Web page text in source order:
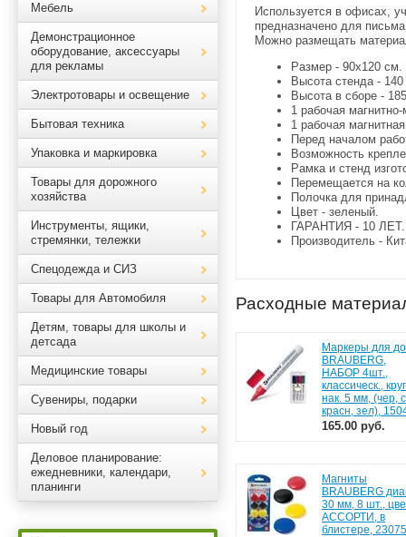
Мебель
Демонстрационное
оборудование, аксессуары
для рекламы
Электротовары и освещение
Бытовая техника
Упаковка и маркировка
Товары для дорожного
хозяйства
Инструменты, ящики,
стремянки, тележки
Спецодежда и СИЗ
Товары для Автомобиля
Детям, товары для школы и
детсада
Медицинские товары
Сувениры, подарки
Новый год
Деловое планирование:
ежедневники, календари,
планинги
Используется в офисах,
предназначено для
Можно размещать
Размер - 90х120 см.
Высота стенда -
Высота в сборе -
1 рабочая
1 рабочая
Перед началом
Возможность
Рамка и стенд
Перемещается на
Полочка для
Цвет - зеленый.
ГАРАНТИЯ - 10 ЛЕТ.
Производитель -
Расходные
Маркеры для
BRAUBERG,
НАБОР 4шт.,
классическ.,
нак. 5 мм, (чер,
красн, зел),
165.00 руб.
Магниты
BRAUBERG
30 мм, 8 шт.,
АССОРТИ, в
блистере,